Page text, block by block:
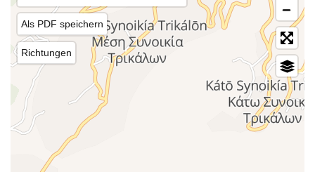
Als PDF speichern
Richtungen